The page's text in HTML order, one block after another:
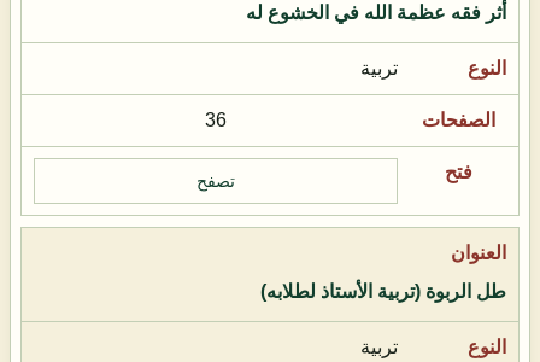
أثر فقه عظمة الله في الخشوع له
تربية
36
تصفح
طل الربوة (تربية الأستاذ لطلابه)
تربية